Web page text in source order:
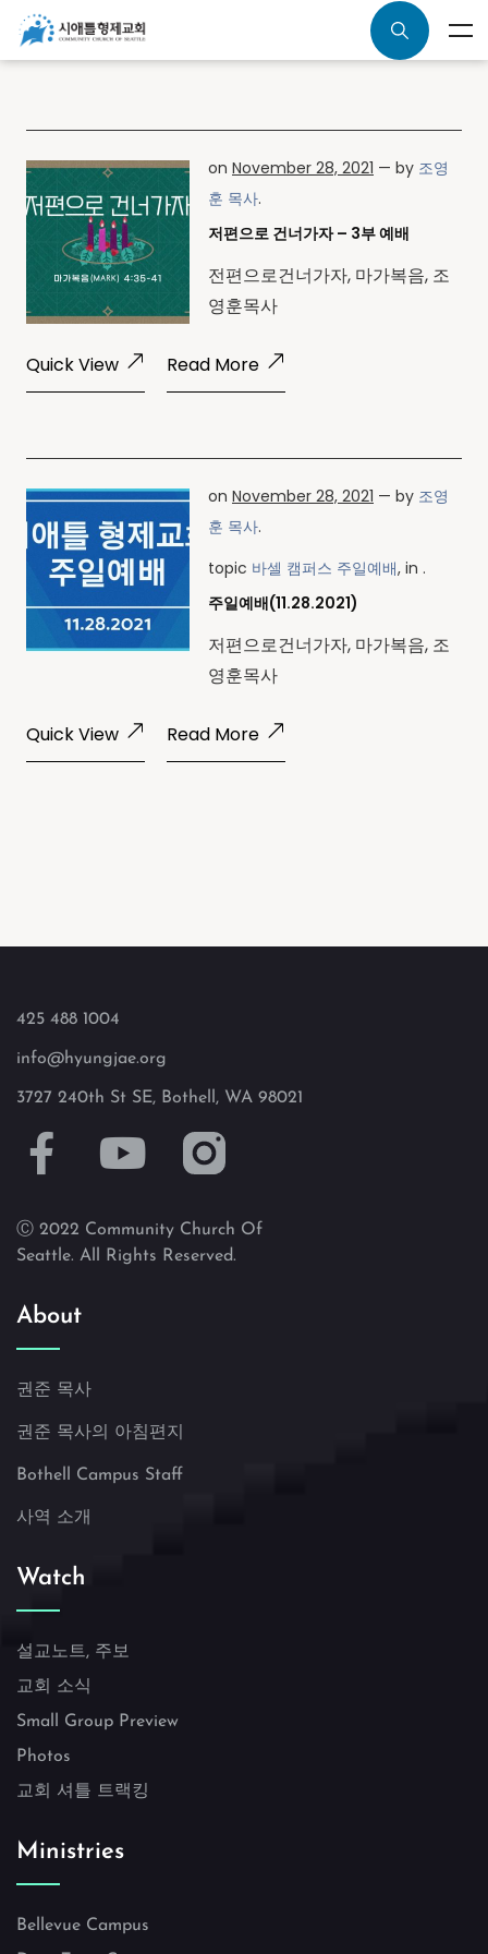
on November 28, 2021 — by 조영
훈 목사.
저편으로 건너가자 – 3부 예배
전편으로건너가자, 마가복음, 조
영훈목사
Quick View Read More
on November 28, 2021 — by 조영
훈 목사.
topic 바셀 캠퍼스 주일예배, in .
주일예배(11.28.2021)
저편으로건너가자, 마가복음, 조
영훈목사
Quick View Read More
425 488 1004
info@hyungjae.org
3727 240th St SE, Bothell, WA 98021
Ⓒ 2022 Community Church Of
Seattle. All Rights Reserved.
About
권준 목사
권준 목사의 아침편지
Bothell Campus Staff
사역 소개
Watch
설교노트, 주보
교회 소식
Small Group Preview
Photos
교회 셔틀 트랙킹
Ministries
Bellevue Campus